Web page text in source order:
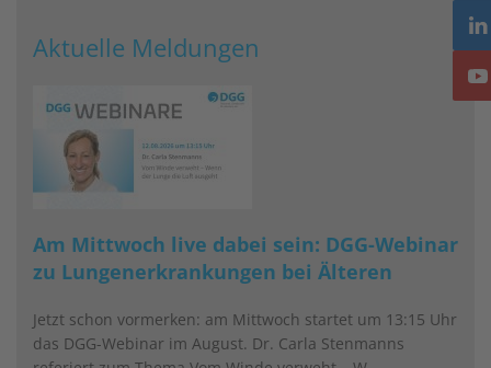
Aktuelle Meldungen
Am Mittwoch live dabei sein: DGG-Webinar
zu Lungenerkrankungen bei Älteren
Jetzt schon vormerken: am Mittwoch startet um 13:15 Uhr
das DGG-Webinar im August. Dr. Carla Stenmanns